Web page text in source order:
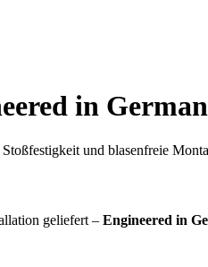
in
und blasenfreie
geliefert – Engineered in